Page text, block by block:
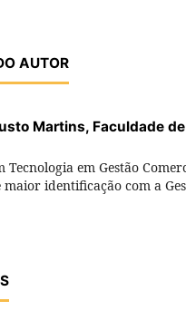
AUTOR
Martins, Faculdade
Tecnologia em Gestão
identificação com a